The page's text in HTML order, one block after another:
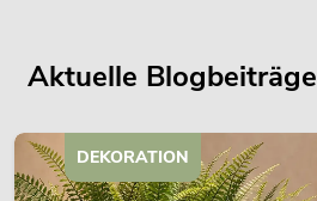
Aktuelle Blogbeiträge
DEKORATION